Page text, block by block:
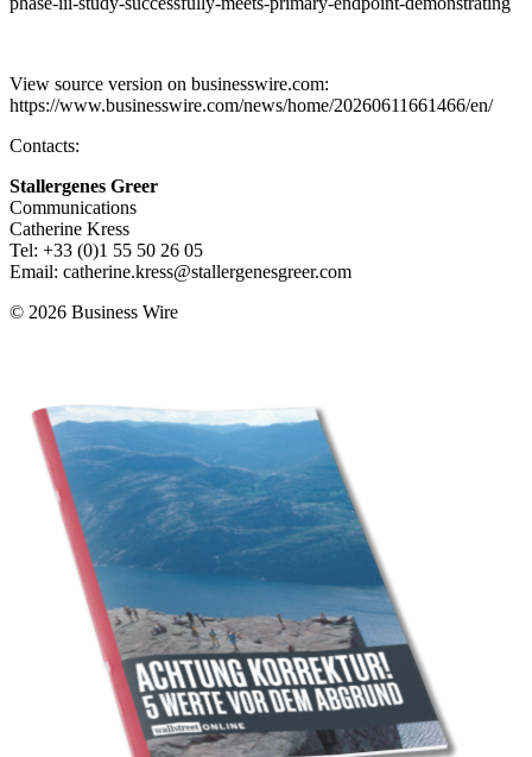
View source version on businesswire.com:
https://www.businesswire.com/news/home/20260611661466/en/
Contacts:
Stallergenes Greer
Communications
Catherine Kress
Tel: +33 (0)1 55 50 26 05
Email: catherine.kress@stallergenesgreer.com
© 2026 Business Wire